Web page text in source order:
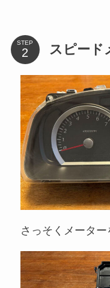
STEP スピード
さっそくメーター